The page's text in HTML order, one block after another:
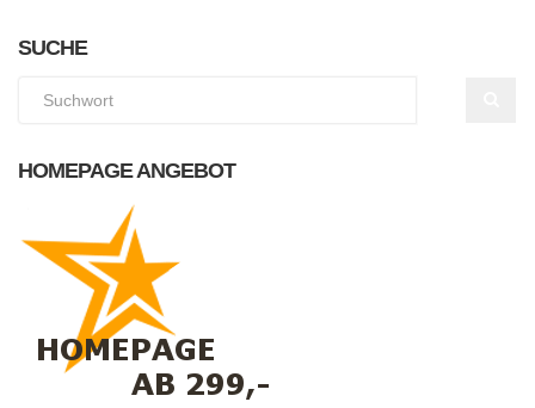
SUCHE
HOMEPAGE ANGEBOT